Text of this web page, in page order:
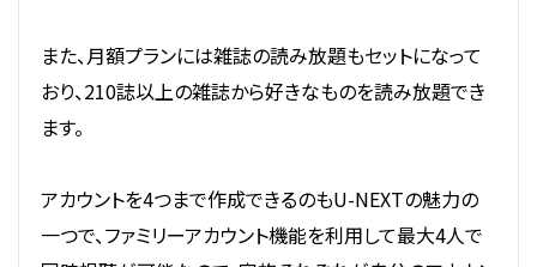
また、月額プランには雑誌の読み放題もセットになって
おり、210誌以上の雑誌から好きなものを読み放題でき
ます。
アカウントを4つまで作成できるのもU-NEXTの魅力の
一つで、ファミリーアカウント機能を利用して最大4人で